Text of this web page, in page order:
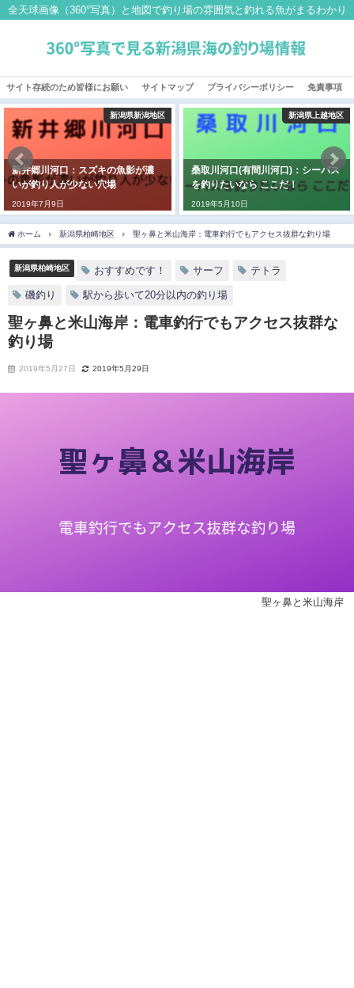
全天球画像（360°写真）と地図で釣り場の雰囲気と釣れる魚がまるわかり
サイト存続のため皆様にお願い サイトマップ プライバシーポリシー 免責事項
新潟県新潟地区
新井郷川河口：スズキの魚影が濃
いが釣り人が少ない穴場
2019年7月9日
新潟県上越地区
桑取川河口(有間川河口)：シーバス
を釣りたいなら ここだ！
2019年5月10日
ホーム 新潟県柏崎地区 聖ヶ鼻と米山海岸：電車釣行でもアクセス抜群な釣り場
新潟県柏崎地区 おすすめです！ サーフ テトラ
磯釣り 駅から歩いて20分以内の釣り場
聖ヶ鼻と米山海岸：電車釣行でもアクセス抜群な
釣り場
2019年5月27日 2019年5月29日
聖ヶ鼻と米山海岸